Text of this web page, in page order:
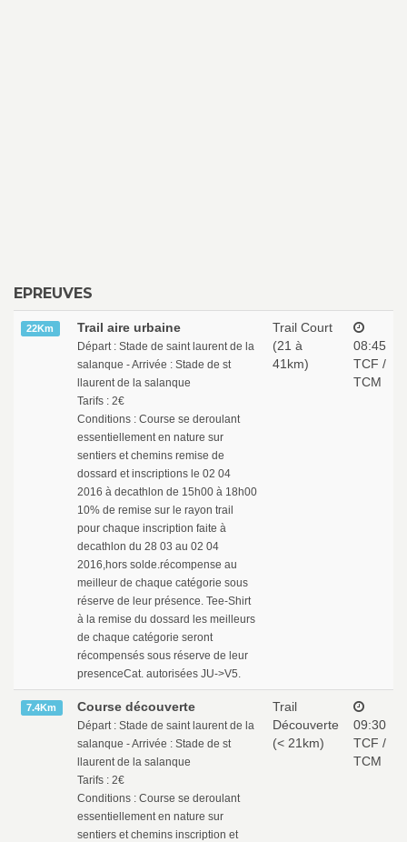
EPREUVES
22Km Trail aire urbaine
Départ : Stade de saint laurent de la
salanque - Arrivée : Stade de st
llaurent de la salanque
Tarifs : 2€
Conditions : Course se deroulant
essentiellement en nature sur
sentiers et chemins remise de
dossard et inscriptions le 02 04
2016 à decathlon de 15h00 à 18h00
10% de remise sur le rayon trail
pour chaque inscription faite à
decathlon du 28 03 au 02 04
2016,hors solde.récompense au
meilleur de chaque catégorie sous
réserve de leur présence. Tee-Shirt
à la remise du dossard les meilleurs
de chaque catégorie seront
récompensés sous réserve de leur
presenceCat. autorisées JU->V5.
Trail Court
(21 à
41km)
08:45
TCF /
TCM
7.4Km Course découverte
Départ : Stade de saint laurent de la
salanque - Arrivée : Stade de st
llaurent de la salanque
Tarifs : 2€
Conditions : Course se deroulant
essentiellement en nature sur
sentiers et chemins inscription et
Trail
Découverte
(< 21km)
09:30
TCF /
TCM